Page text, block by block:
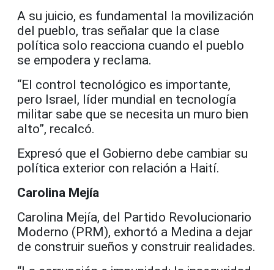
A su juicio, es fundamental la movilización
del pueblo, tras señalar que la clase
política solo reacciona cuando el pueblo
se empodera y reclama.
“El control tecnológico es importante,
pero Israel, líder mundial en tecnología
militar sabe que se necesita un muro bien
alto”, recalcó.
Expresó que el Gobierno debe cambiar su
política exterior con relación a Haití.
Carolina Mejía
Carolina Mejía, del Partido Revolucionario
Moderno (PRM), exhortó a Medina a dejar
de construir sueños y construir realidades.